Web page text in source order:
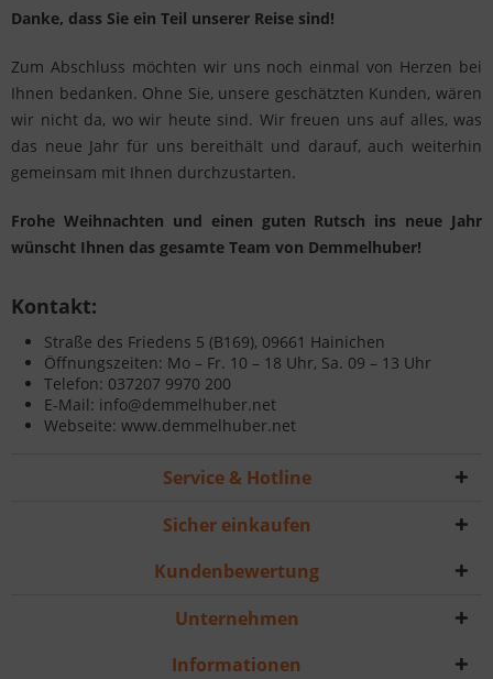
Danke, dass Sie ein Teil unserer Reise sind!
Zum Abschluss möchten wir uns noch einmal von Herzen bei
Ihnen bedanken. Ohne Sie, unsere geschätzten Kunden, wären
wir nicht da, wo wir heute sind. Wir freuen uns auf alles, was
das neue Jahr für uns bereithält und darauf, auch weiterhin
gemeinsam mit Ihnen durchzustarten.
Frohe Weihnachten und einen guten Rutsch ins neue Jahr
wünscht Ihnen das gesamte Team von Demmelhuber!
Kontakt:
Straße des Friedens 5 (B169), 09661 Hainichen
Öffnungszeiten: Mo – Fr. 10 – 18 Uhr, Sa. 09 – 13 Uhr
Telefon: 037207 9970 200
E-Mail: info@demmelhuber.net
Webseite: www.demmelhuber.net
Service & Hotline
Sicher einkaufen
Kundenbewertung
Unternehmen
Informationen